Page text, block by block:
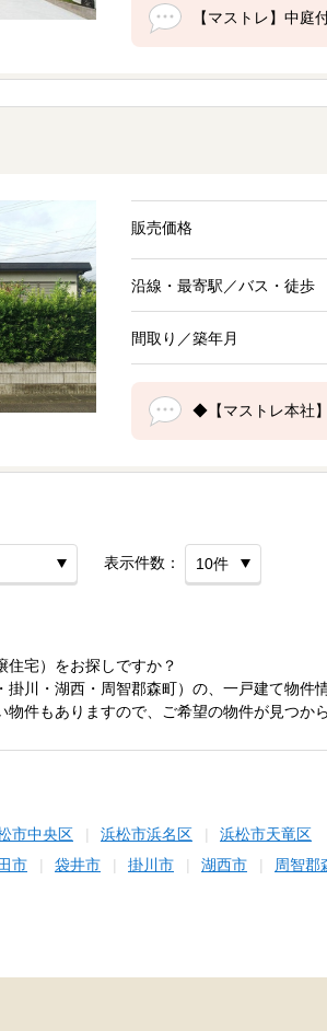
【マストレ】中庭
販売価格
沿線・最寄駅／バス・徒歩
間取り／築年月
◆【マストレ本社
表示件数：
住宅）をお探しですか？
川・湖西・周智郡森町）の、一戸建て物件
物件もありますので、ご希望の物件が見つか
市中央区 浜松市浜名区
浜松市天竜区
市 袋井市 掛川市 湖西市 周智郡